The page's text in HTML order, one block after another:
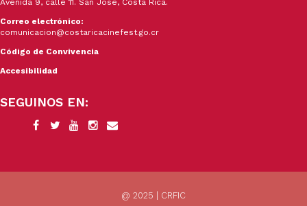
Avenida 9, calle 11. San José, Costa Rica.
Correo electrónico:
comunicacion@costaricacinefest.go.cr
Código de Convivencia
Accesibilidad
SEGUINOS EN:
@ 2025 | CRFIC